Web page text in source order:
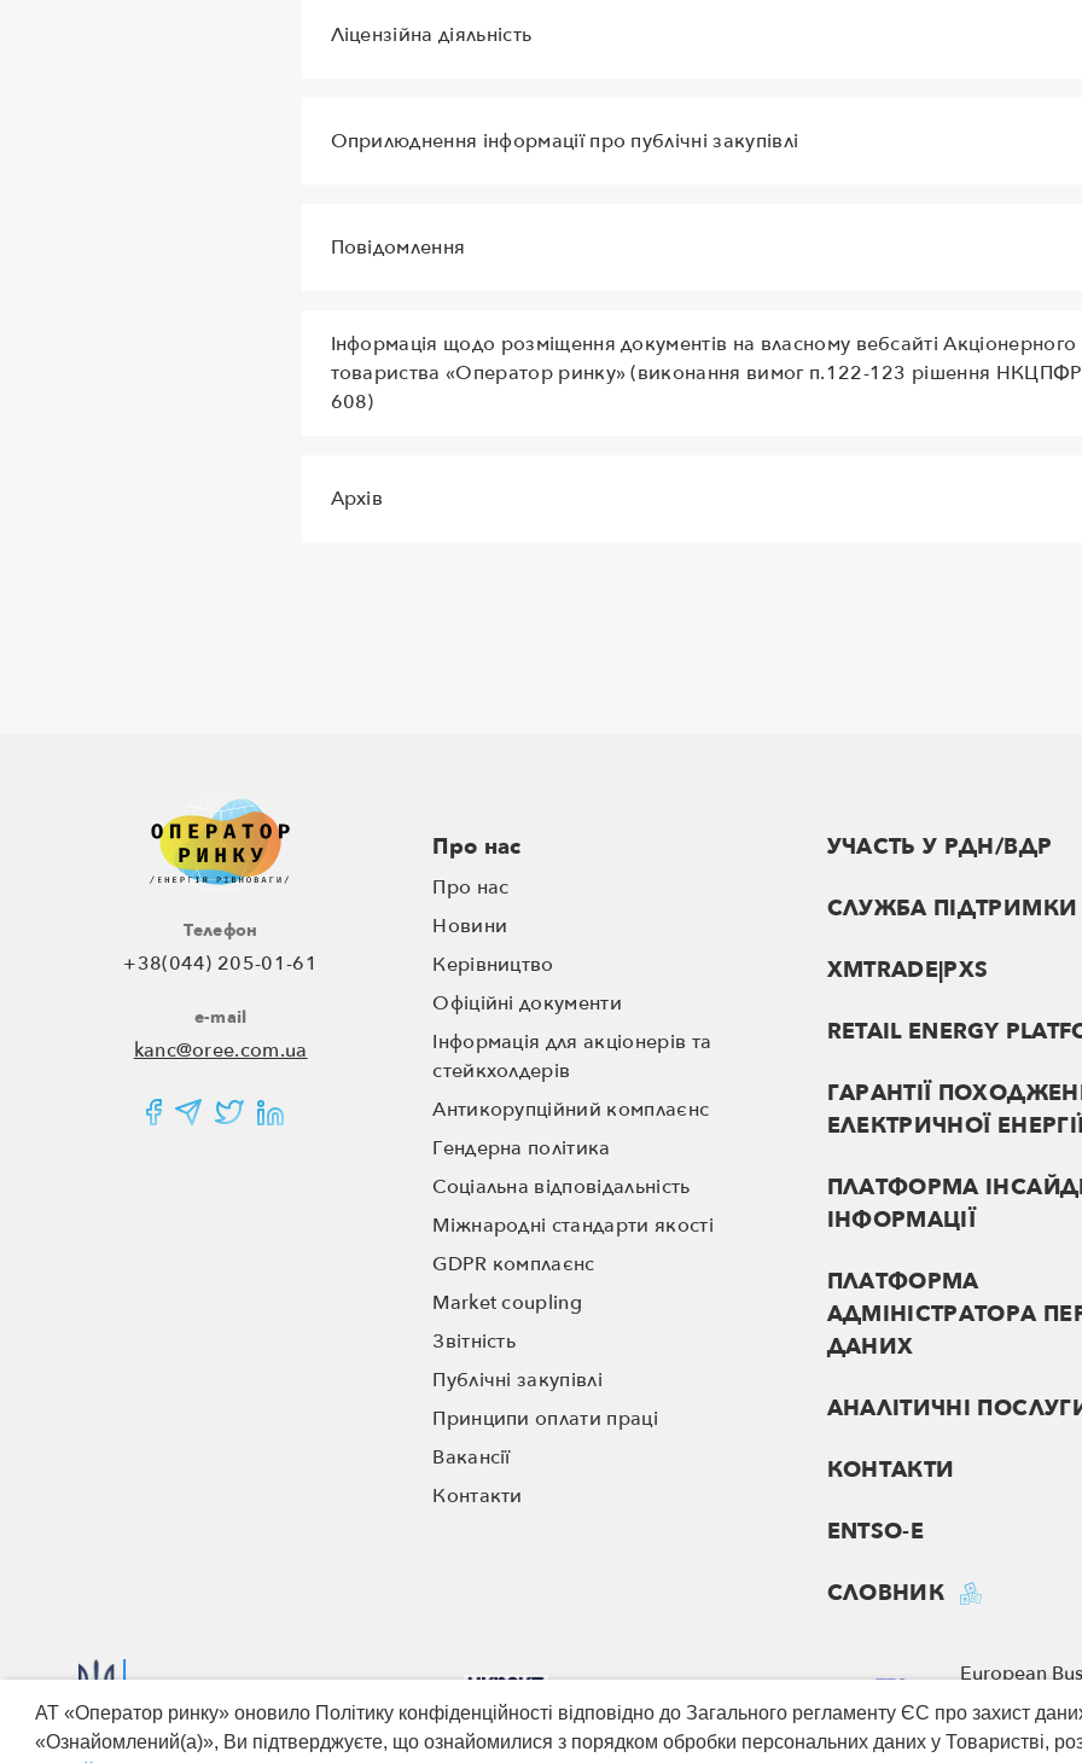
Ліцензійна діяльність
Оприлюднення інформації про публічні закупівлі
Повідомлення
Інформація щодо розміщення документів на власному вебсайті Акціонерного
товариства «Оператор ринку» (виконання вимог п.122-123 рішення
608)
Архів
Телефон
+38(044) 205-01-61
e-mail
kanc@oree.com.ua
Про нас
Про нас
Новини
Керівництво
Офіційні документи
Інформація для акціонерів та
стейкхолдерів
Антикорупційний комплаєнс
Гендерна політика
Соціальна відповідальність
Міжнародні стандарти якості
GDPR комплаєнс
Market coupling
Звітність
Публічні закупівлі
Принципи оплати праці
Вакансії
Контакти
УЧАСТЬ У РДН/ВДР
СЛУЖБА ПІДТРИМКИ
XMTRADE|PXS
RETAIL ENERGY
ГАРАНТІЇ
ЕЛЕКТРИЧНОЇ
ПЛАТФОРМА
ІНФОРМАЦІЇ
ПЛАТФОРМА
АДМІНІСТРАТОРА
ДАНИХ
АНАЛІТИЧНІ
КОНТАКТИ
ENTSO-E
СЛОВНИК
Міністерство енергетики НКРЕКП
European
Association
АТ «Оператор ринку» оновило Політику конфіденційності відповідно до Загального регламенту ЄС про захист
«Ознайомлений(а)», Ви підтверджуєте, що ознайомилися з порядком обробки персональних даних у Товаристві,